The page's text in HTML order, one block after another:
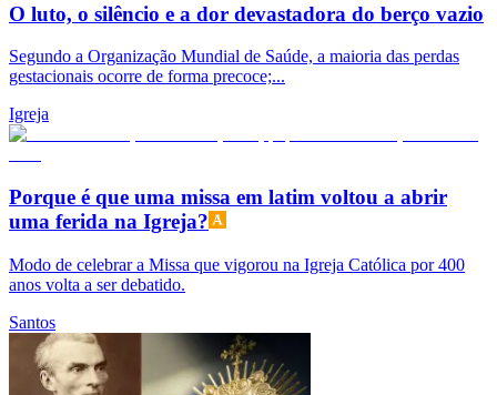
O luto, o silêncio e a dor devastadora do berço vazio
Segundo a Organização Mundial de Saúde, a maioria das perdas
gestacionais ocorre de forma precoce;...
Igreja
Porque é que uma missa em latim voltou a abrir
uma ferida na Igreja?
Modo de celebrar a Missa que vigorou na Igreja Católica por 400
anos volta a ser debatido.
Santos